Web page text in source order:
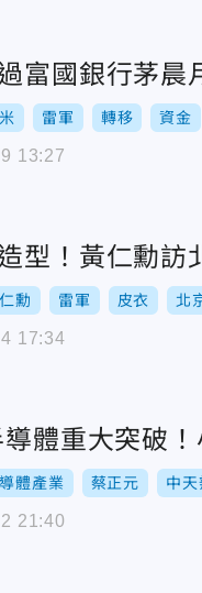
富國銀行茅晨
雷軍 轉移 資金
13:27
型！黃仁勳
勳 雷軍 皮衣 北
17:34
體產業 蔡正元 中天
21:40